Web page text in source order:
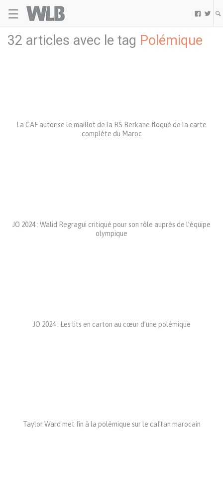
☰  
32 articles avec le tag Polémique
La CAF autorise le maillot de la RS Berkane floqué de la carte
complète du Maroc
JO 2024 : Walid Regragui critiqué pour son rôle auprès de l’équipe
olympique
JO 2024 : Les lits en carton au cœur d’une polémique
Taylor Ward met fin à la polémique sur le caftan marocain